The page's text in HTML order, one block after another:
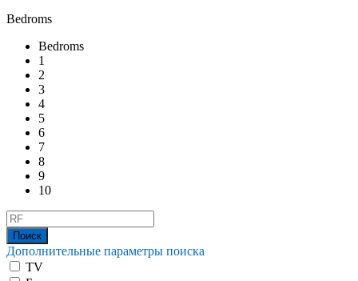
Bedroms
Bedroms
1
2
3
4
5
6
7
8
9
10
Дополнительные параметры поиска
TV